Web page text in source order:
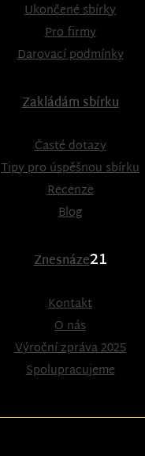
Ukončené sbírky
Pro firmy
Darovací podmínky
Zakládám sbírku
Časté dotazy
Tipy pro úspěšnou sbírku
Recenze
Blog
Znesnáze21
Kontakt
O nás
Výroční zpráva 2025
Spolupracujeme